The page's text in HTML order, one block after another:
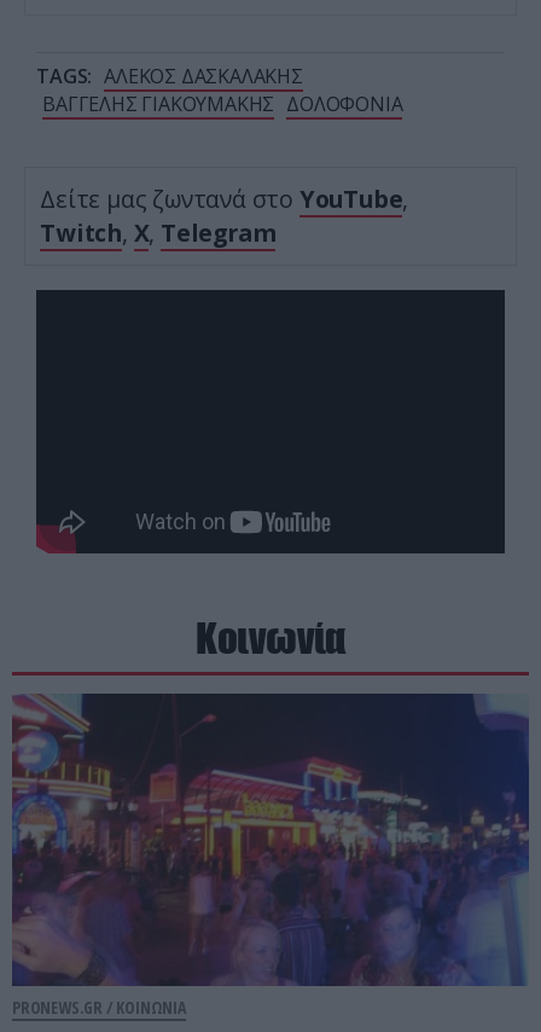
TAGS: ΑΛΕΚΟΣ ΔΑΣΚΑΛΑΚΗΣ
ΒΑΓΓΕΛΗΣ ΓΙΑΚΟΥΜΑΚΗΣ ΔΟΛΟΦΟΝΙΑ
Δείτε μας ζωντανά στο YouTube,
Twitch, X, Telegram
Κοινωνία
PRONEWS.GR / ΚΟΙΝΩΝΙΑ